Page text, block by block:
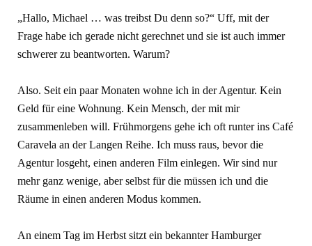
„Hallo, Michael … was treibst Du denn so?“ Uff, mit der
Frage habe ich gerade nicht gerechnet und sie ist auch immer
schwerer zu beantworten. Warum?
Also. Seit ein paar Monaten wohne ich in der Agentur. Kein
Geld für eine Wohnung. Kein Mensch, der mit mir
zusammenleben will. Frühmorgens gehe ich oft runter ins Café
Caravela an der Langen Reihe. Ich muss raus, bevor die
Agentur losgeht, einen anderen Film einlegen. Wir sind nur
mehr ganz wenige, aber selbst für die müssen ich und die
Räume in einen anderen Modus kommen.
An einem Tag im Herbst sitzt ein bekannter Hamburger